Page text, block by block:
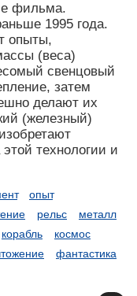
фильма.
1995 года.
опыты,
(веса)
свенцовый
затем
делают их
(железный)
технологии и
опыт
рельс
металл
корабль
космос
фантастика